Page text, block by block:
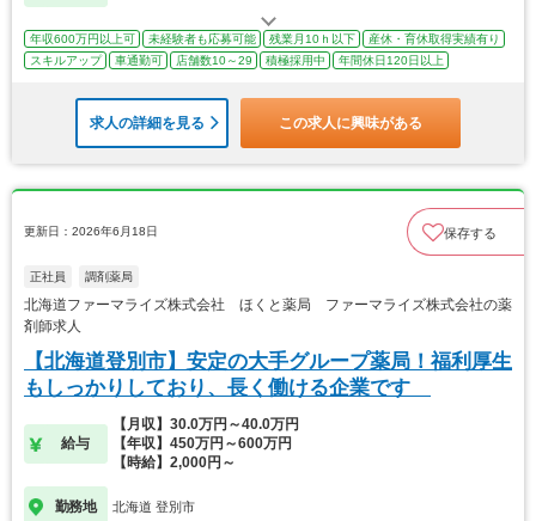
年収600万円以上可 未経験者も応募可能 残業月10ｈ以下
産休・育休取得実績有り
スキルアップ
車通勤可 店舗数10～29 積極採用中 年間休日120日以上
求人の詳細を見る この求人に興味がある
更新日：2026年6月18日 保存する
正社員 調剤薬局
北海道ファーマライズ株式会社 ほくと薬局 ファーマライズ株式会社の薬
剤師求人
【北海道登別市】安定の大手グループ薬局！福利厚生
もしっかりしており、長く働ける企業です
給与
【月収】30.0万円～40.0万円
【年収】450万円～600万円
【時給】2,000円～
勤務地 北海道 登別市